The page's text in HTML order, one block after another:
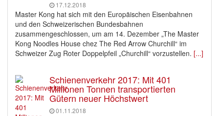
17.12.2018
Master Kong hat sich mit den Europäischen Eisenbahnen
und den Schweizerischen Bundesbahnen
zusammengeschlossen, um am 14. Dezember „The Master
Kong Noodles House chez The Red Arrow Churchill“ im
Schweizer Zug Roter Doppelpfeil „Churchill“ vorzustellen. [...]
Schienenverkehr 2017: Mit 401
Millionen Tonnen transportierten
Gütern neuer Höchstwert
01.11.2018